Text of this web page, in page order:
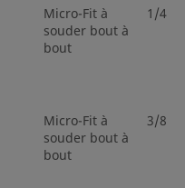
Micro-Fit à
souder bout à
bout
1/4 po
Micro-Fit à
souder bout à
bout
3/8 po